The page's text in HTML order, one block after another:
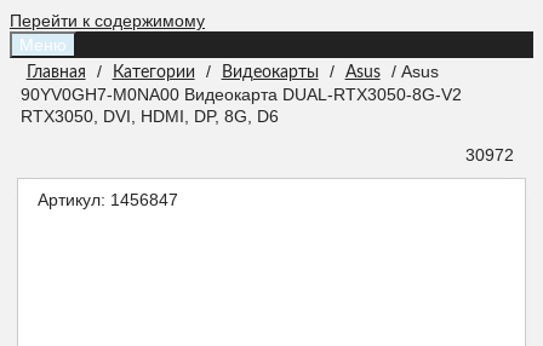
Перейти к содержимому
Меню
Главная / Категории / Видеокарты / Asus
/ Asus
90YV0GH7-M0NA00 Видеокарта DUAL-RTX3050-8G-V2
RTX3050, DVI, HDMI, DP, 8G, D6
30972
Артикул: 1456847